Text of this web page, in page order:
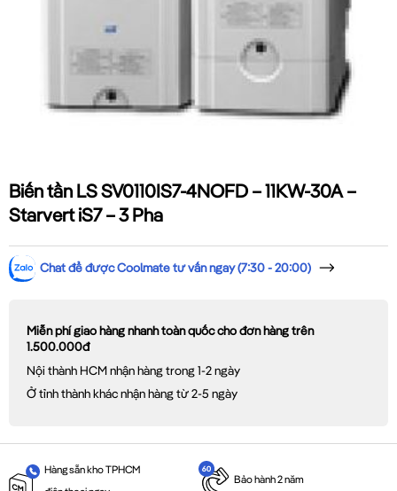
Biến tần LS SV0110IS7-4NOFD – 11KW-30A –
Starvert iS7 – 3 Pha
Chat để được Coolmate tư vấn ngay (7:30 - 20:00)
Miễn phí giao hàng nhanh toàn quốc cho đơn hàng trên
1.500.000đ
Nội thành HCM nhận hàng trong 1-2 ngày
Ở tỉnh thành khác nhận hàng từ 2-5 ngày
Hàng sẵn kho TPHCM
Bảo hành 2 năm